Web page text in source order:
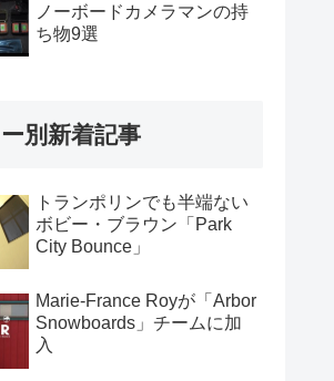
ノーボードカメラマンの持
ち物9選
別新着記事
トランポリンでも半端ない
ボビー・ブラウン「Park
City Bounce」
Marie-France Royが「Arbor
Snowboards」チームに加
入